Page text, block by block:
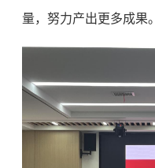
量，努力产出更多成果。